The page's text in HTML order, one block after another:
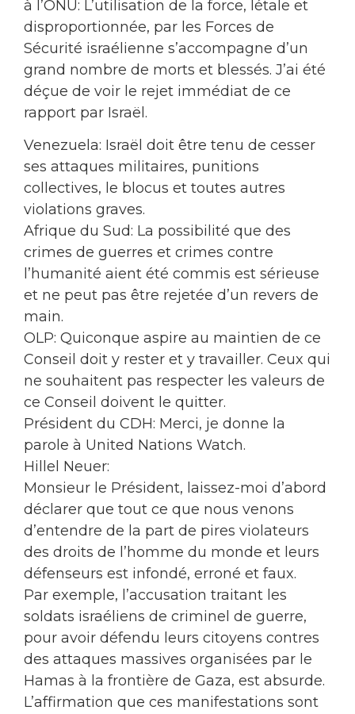
à l’ONU: L’utilisation de la force, létale et
disproportionnée, par les Forces de
Sécurité israélienne s’accompagne d’un
grand nombre de morts et blessés. J’ai été
déçue de voir le rejet immédiat de ce
rapport par Israël.
Venezuela: Israël doit être tenu de cesser
ses attaques militaires, punitions
collectives, le blocus et toutes autres
violations graves.
Afrique du Sud: La possibilité que des
crimes de guerres et crimes contre
l’humanité aient été commis est sérieuse
et ne peut pas être rejetée d’un revers de
main.
OLP: Quiconque aspire au maintien de ce
Conseil doit y rester et y travailler. Ceux qui
ne souhaitent pas respecter les valeurs de
ce Conseil doivent le quitter.
Président du CDH: Merci, je donne la
parole à United Nations Watch.
Hillel Neuer:
Monsieur le Président, laissez-moi d’abord
déclarer que tout ce que nous venons
d’entendre de la part de pires violateurs
des droits de l’homme du monde et leurs
défenseurs est infondé, erroné et faux.
Par exemple, l’accusation traitant les
soldats israéliens de criminel de guerre,
pour avoir défendu leurs citoyens contres
des attaques massives organisées par le
Hamas à la frontière de Gaza, est absurde.
L’affirmation que ces manifestations sont